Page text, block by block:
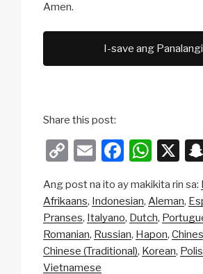
Amen.
I-save ang
Share this post:
C
p
y
Li
n
E
ail
F
c
e
b
o
W
at
s
A
p
X
Ang post na ito ay makikita rin sa:
Afrikaans Indonesian Aleman
Pranses Italyano Dutch
Romanian Russian Hapon
Chinese (Traditional) Korean
Vietnamese